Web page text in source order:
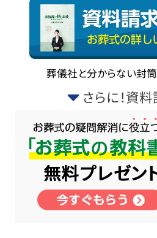
葬儀社と分からない封
さらに！資